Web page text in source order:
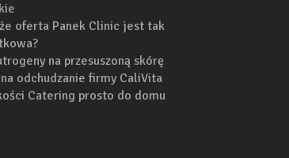
oferta Panek Clinic jest tak
na przesuszoną skórę
odchudzanie firmy CaliVita
Catering prosto do domu